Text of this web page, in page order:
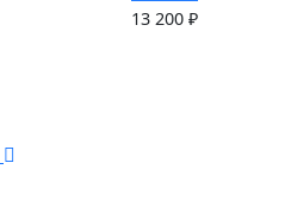
13 200 ₽